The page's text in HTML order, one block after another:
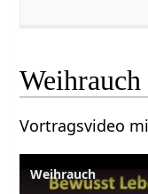
Weihrauch